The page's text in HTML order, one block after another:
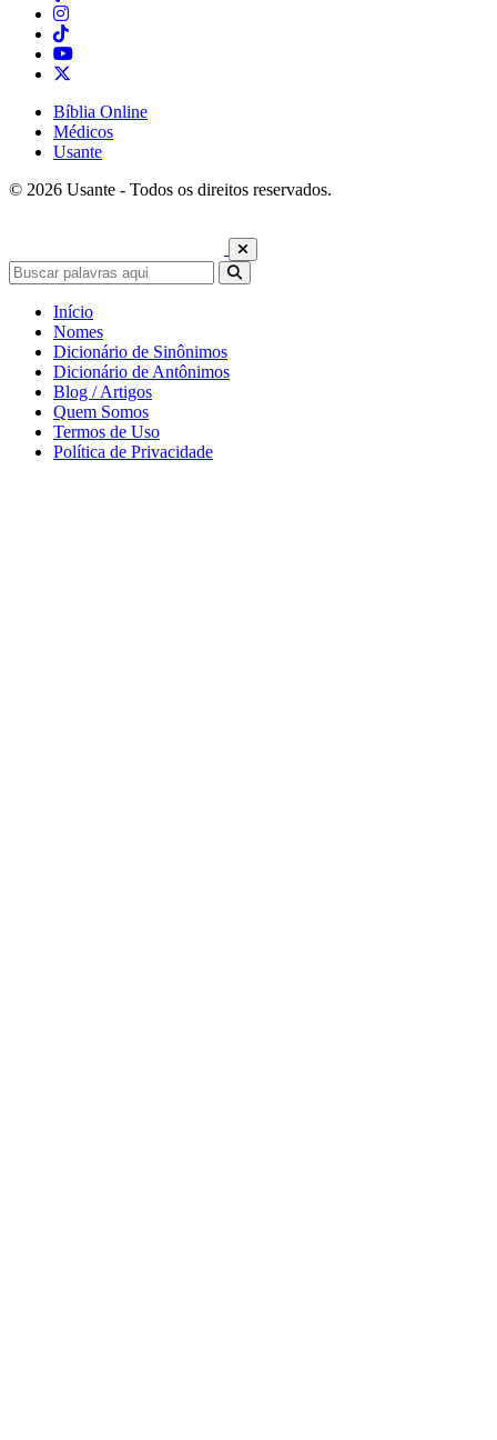
Bíblia Online
Médicos
Usante
© 2026 Usante - Todos os direitos reservados.
Início
Nomes
Dicionário de Sinônimos
Dicionário de Antônimos
Blog / Artigos
Quem Somos
Termos de Uso
Política de Privacidade